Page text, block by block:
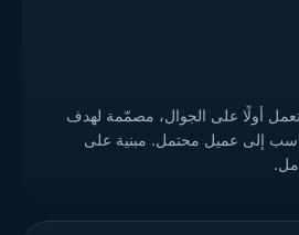
أولًا على الجوال، مصمّمة لهدف
إلى عميل محتمل. مبنية على